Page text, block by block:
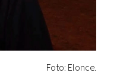
Foto: Elonce.